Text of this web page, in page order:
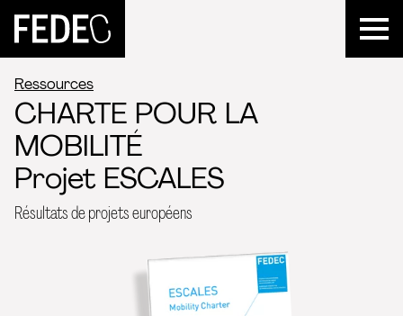
FEDEC
Ressources
CHARTE POUR LA
MOBILITÉ
Projet ESCALES
Résultats de projets européens